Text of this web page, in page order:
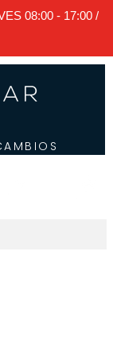
08:00 - 17:00 /